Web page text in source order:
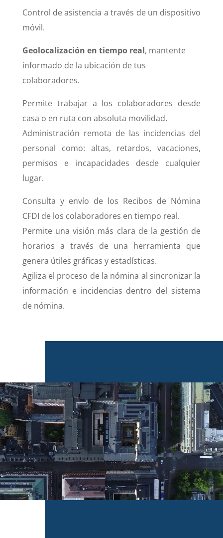
Control de asistencia a través de un dispositivo
móvil.
Geolocalización en tiempo real, mantente
informado de la ubicación de tus
colaboradores.
Permite trabajar a los colaboradores desde
casa o en ruta con absoluta movilidad.
Administración remota de las incidencias del
personal como: altas, retardos, vacaciones,
permisos e incapacidades desde cualquier
lugar.
Consulta y envío de los Recibos de Nómina
CFDI de los colaboradores en tiempo real.
Permite una visión más clara de la gestión de
horarios a través de una herramienta que
genera útiles gráficas y estadísticas.
Agiliza el proceso de la nómina al sincronizar la
información e incidencias dentro del sistema
de nómina.